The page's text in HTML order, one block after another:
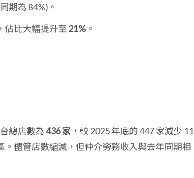
期為 84%)。
佔比大幅提升至 21% 。
總店數為436 家 ，較 2025 年底的 447 家減少 11
儘管店數縮減，但仲介勞務收入與去年同期相